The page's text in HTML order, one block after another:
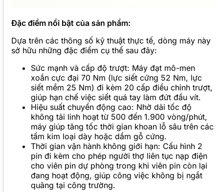
Đặc điểm nổi bật của sản phẩm:
Dựa trên các thông số kỹ thuật thực tế, dòng máy này
sở hữu những đặc điểm cụ thể sau đây:
Sức mạnh và cấp độ trượt: Máy đạt mô-men
xoắn cực đại 70 Nm (lực siết cứng 52 Nm, lực
siết mềm 25 Nm) đi kèm 20 cấp điều chỉnh trượt,
giúp hạn chế việc siết quá tay làm đứt đầu vít.
Hiệu suất chuyển động cao: Nhờ dải tốc độ
không tải linh hoạt từ 500 đến 1.900 vòng/phút,
máy giúp tăng tốc thời gian khoan lỗ sâu trên các
tấm kim loại dày hoặc dầm gỗ cứng.
Thời gian vận hành không giới hạn: Cấu hình 2
pin đi kèm cho phép người thợ liên tục nạp điện
cho viên pin dự phòng trong khi viên pin còn lại
đang hoạt động, giúp công việc không bị ngắt
quãng tại công trường.